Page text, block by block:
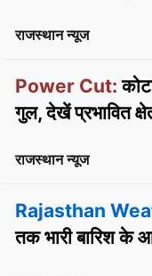
राजस्थान न्यूज
Power Cut:
गुल, देखें प्रभावित
राजस्थान न्यूज
Rajasthan
तक भारी बारिश के